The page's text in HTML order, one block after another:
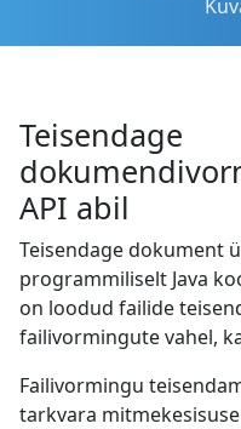
Teisendage
API abil
Teisendage dokument
programmiliselt Java
on loodud failide
failivormingute vahel,
Failivormingu
tarkvara